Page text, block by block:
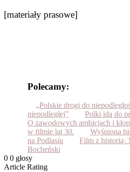
[materiały prasowe]
Polecamy:
„Polskie drogi do
niepodległej”
Polki idą do
O zawodowych ambicjach i
w filmie lat 30.
Wyśniona
na Podlasiu
Film z historią:
Bocheński
0 0 głosy
Article Rating